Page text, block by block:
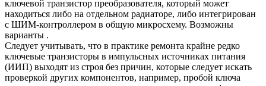
ключевой транзистор преобразователя, который может
находиться либо на отдельном радиаторе, либо интегрирован
с ШИМ-контроллером в общую микросхему. Возможны
варианты .
Следует учитывать, что в практике ремонта крайне редко
ключевые транзисторы в импульсных источниках питания
(ИИП) выходят из строя без причин, которые следует искать
проверкой других компонентов, например, пробой ключа